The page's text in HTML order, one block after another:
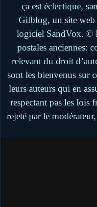
ça est éclectique,
Gilblog, un site web
logiciel SandVox. ©
postales anciennes:
relevant du droit
sont les bienvenus sur
leurs auteurs qui en
respectant pas les lois
rejeté par le